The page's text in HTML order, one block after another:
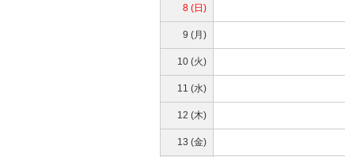
8 (日)
9 (月)
10 (火)
11 (水)
12 (木)
13 (金)